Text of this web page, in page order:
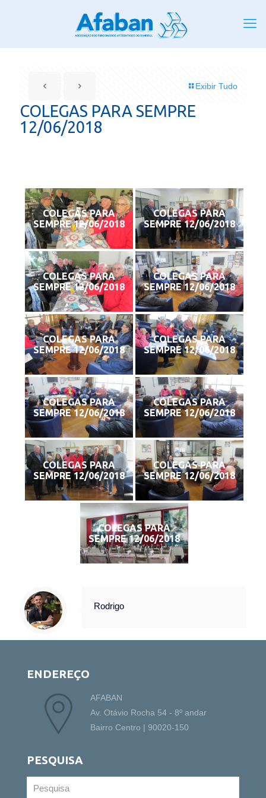
Exibir Tudo
COLEGAS PARA SEMPRE
12/06/2018
COLEGAS PARA
SEMPRE 12/06/2018
COLEGAS PARA
SEMPRE 12/06/2018
COLEGAS PARA
SEMPRE 12/06/2018
COLEGAS PARA
SEMPRE 12/06/2018
COLEGAS PARA
SEMPRE 12/06/2018
COLEGAS PARA
SEMPRE 12/06/2018
COLEGAS PARA
SEMPRE 12/06/2018
COLEGAS PARA
SEMPRE 12/06/2018
COLEGAS PARA
SEMPRE 12/06/2018
COLEGAS PARA
SEMPRE 12/06/2018
COLEGAS PARA
SEMPRE 12/06/2018
Rodrigo
ENDEREÇO
AFABAN
Av. Otávio Rocha 54 - 8º andar
Bairro Centro | 90020-150
PESQUISA